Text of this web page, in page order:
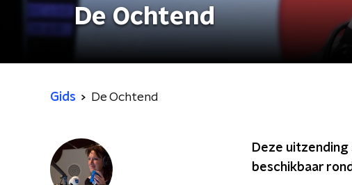
De Ochtend
Gids De Ochtend
Deze
beschikbaar rond